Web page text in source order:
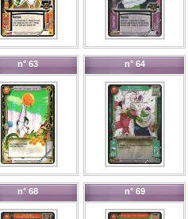
n° 63 n° 64
n° 68 n° 69